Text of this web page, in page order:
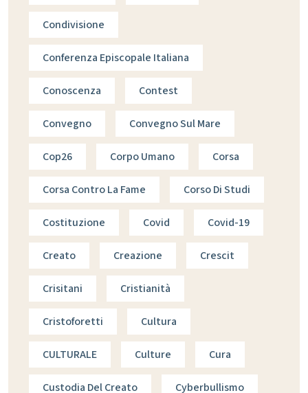
Condivisione
Conferenza Episcopale Italiana
Conoscenza Contest
Convegno Convegno Sul Mare
Cop26 Corpo Umano Corsa
Corsa Contro La Fame Corso Di Studi
Costituzione Covid Covid-19
Creato Creazione Crescit
Crisitani Cristianità
Cristoforetti Cultura
CULTURALE Culture Cura
Custodia Del Creato Cyberbullismo